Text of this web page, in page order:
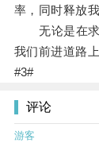
率，同时释放
无论是在求
我们前进道路
#3#
评论
游客